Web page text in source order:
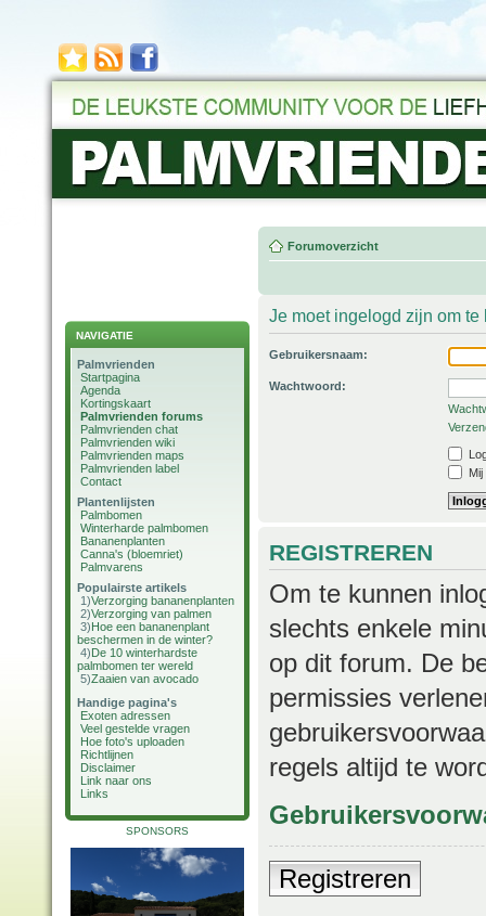
NAVIGATIE
Palmvrienden
Startpagina
Agenda
Kortingskaart
Palmvrienden forums
Palmvrienden chat
Palmvrienden wiki
Palmvrienden maps
Palmvrienden label
Contact
Plantenlijsten
Palmbomen
Winterharde palmbomen
Bananenplanten
Canna's (bloemriet)
Palmvarens
Populairste artikels
1)Verzorging bananenplanten
2)Verzorging van palmen
3)Hoe een bananenplant
beschermen in de winter?
4)De 10 winterhardste
palmbomen ter wereld
5)Zaaien van avocado
Handige pagina's
Exoten adressen
Veel gestelde vragen
Hoe foto's uploaden
Richtlijnen
Disclaimer
Link naar ons
Links
SPONSORS
Forumoverzicht
Je moet ingelogd zijn om
Gebruikersnaam:
Wachtwoord:
REGISTREREN
Om te kunnen
slechts enkele
op dit forum. De
permissies
regels altijd te
Registreren